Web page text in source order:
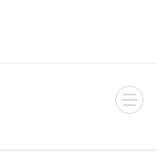
Abrir
menu